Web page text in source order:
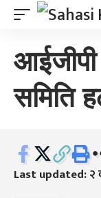
आईजीपी
समिति
Last updated: २